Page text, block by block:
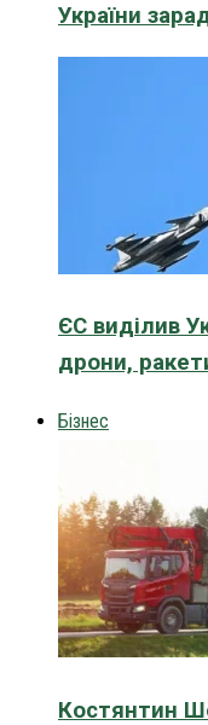
України
ЄС виділив
дрони,
Бізнес
Костянтин